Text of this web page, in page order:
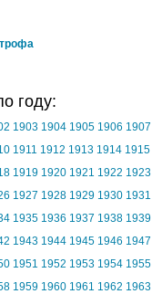
году:
1903 1904 1905 1906 1907
1911 1912 1913 1914 1915
1919 1920 1921 1922 1923
1927 1928 1929 1930 1931
1935 1936 1937 1938 1939
1943 1944 1945 1946 1947
1951 1952 1953 1954 1955
1959 1960 1961 1962 1963